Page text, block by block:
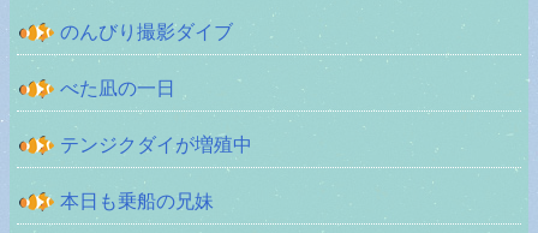
のんびり撮影ダイブ
べた凪の一日
テンジクダイが増殖中
本日も乗船の兄妹